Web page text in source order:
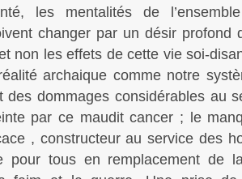
les mentalités de
changer par un désir profond
non les effets de cette vie soi-
archaique comme notre
des dommages considérables au
par ce maudit cancer ; le
, constructeur au service des
pour tous en remplacement de